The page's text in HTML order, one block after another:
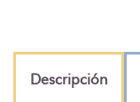
Descripción